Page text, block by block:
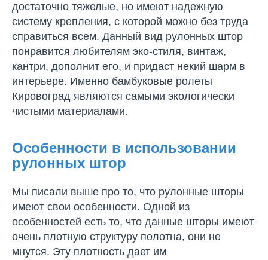
достаточно тяжелые, но имеют надежную
систему крепления, с которой можно без труда
справиться всем. Данный вид рулонных штор
понравится любителям эко-стиля, винтаж,
кантри, дополнит его, и придаст некий шарм в
интерьере. Именно бамбуковые ролеты
Кировоград являются самыми экологически
чистыми материалами.
Особенности в использовании
рулонных штор
Мы писали выше про то, что рулонные шторы
имеют свои особенности. Одной из
особенностей есть то, что данные шторы имеют
очень плотную структуру полотна, они не
мнутся. Эту плотность дает им